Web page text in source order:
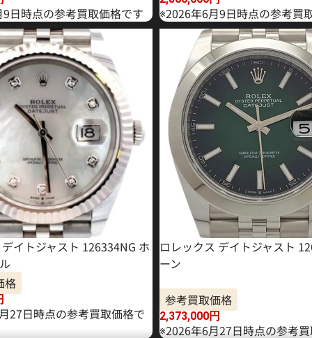
日時点の参考買取価格です ※2026年6月9日時点の参考買
イトジャスト 126334NG ホ
格
27日時点の参考買取価格で
ロレックス デイトジャスト
ーン
参考買取価格
2,373,000円
※2026年6月27日時点の参考